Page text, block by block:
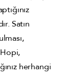
Satın
herhangi